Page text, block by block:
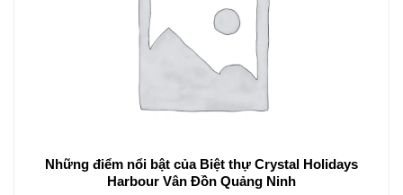
Những điểm nổi bật của Biệt thự Crystal Holidays
Harbour Vân Đồn Quảng Ninh